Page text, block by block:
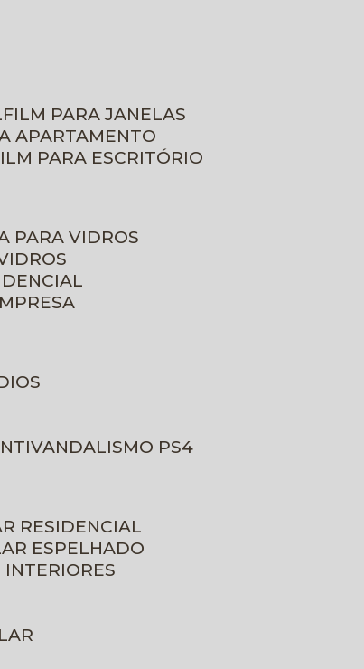
PARA JANELAS
APARTAMENTO
PARA ESCRITÓRIO
PARA VIDROS
PS4
RESIDENCIAL
ESPELHADO
INTERIORES